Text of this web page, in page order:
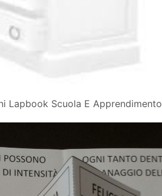
Lapbook Scuola E Apprendimento